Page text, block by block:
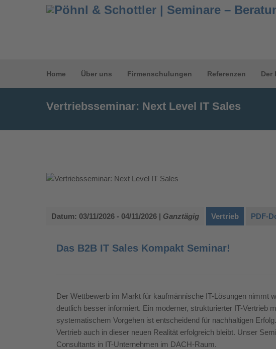
Home Über uns Firmenschulungen Referenzen Der
Vertriebsseminar: Next Level IT Sales
Datum: 03/11/2026 - 04/11/2026 | Ganztägig Vertrieb PDF-
Das B2B IT Sales Kompakt Seminar!
Der Wettbewerb im Markt für kaufmännische IT-Lösungen nimmt
deutlich besser informiert. Ein moderner, strukturierter IT-Vertrieb
systematischem Vorgehen ist entscheidend für nachhaltigen Erfolg.
Vertrieb auch in dieser neuen Realität erfolgreich bleibt. Unser
Consultants in IT-Unternehmen im DACH-Raum.